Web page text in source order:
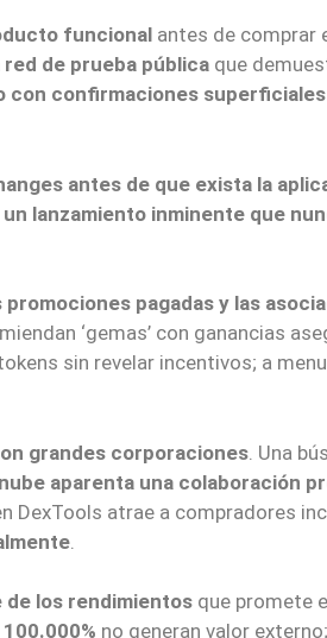
funcional antes de comprar
de prueba pública que
con confirmaciones superficiales
antes de que exista la
un lanzamiento inminente que
pagadas y las
‘gemas’ con ganancias
sin revelar incentivos; a
grandes corporaciones . Una
aparenta una colaboración
DexTools atrae a compradores
los rendimientos que promete
no generan valor externo;